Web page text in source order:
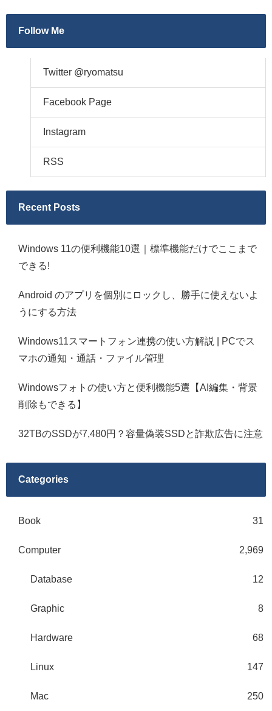
Follow Me
Twitter @ryomatsu
Facebook Page
Instagram
RSS
Recent Posts
Windows 11の便利機能10選｜標準機能だけでここまで
できる!
Android のアプリを個別にロックし、勝手に使えないよ
うにする方法
Windows11スマートフォン連携の使い方解説 | PCでス
マホの通知・通話・ファイル管理
Windowsフォトの使い方と便利機能5選【AI編集・背景
削除もできる】
32TBのSSDが7,480円？容量偽装SSDと詐欺広告に注意
Categories
Book 31
Computer 2,969
Database 12
Graphic 8
Hardware 68
Linux 147
Mac 250